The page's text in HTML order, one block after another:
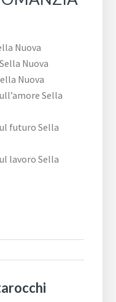
Nuova
Nuova
Nuova
Sella
futuro Sella
lavoro Sella